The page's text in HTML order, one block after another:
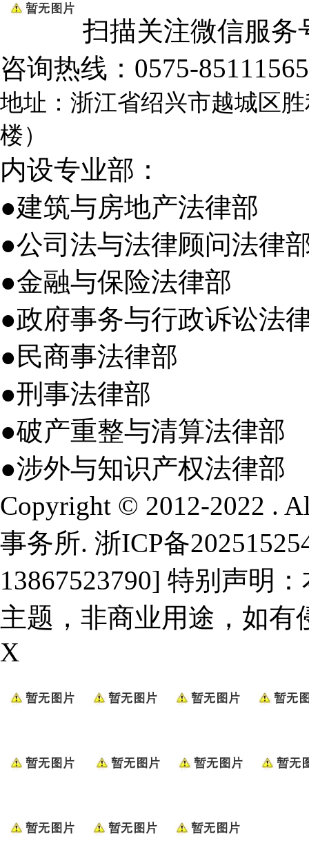
扫描关注微信服务
咨询热线： 0575-85111565
地址：浙江省绍兴市越城区
楼）
内设专业部：
●建筑与房地产法律部
●公司法与法律顾问法律
●金融与保险法律部
●政府事务与行政诉讼法
●民商事法律部
●刑事法律部
●破产重整与清算法律部
●涉外与知识产权法律部
Copyright © 2012-2022 .
事务所. 浙ICP备
13867523790] 特别声明
主题，非商业用途，如有
X